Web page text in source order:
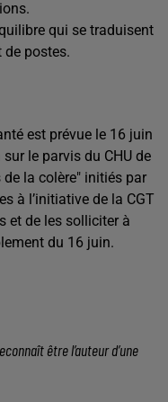
qui se traduisent
de postes.
est prévue le 16 juin
le parvis du CHU de
la colère" initiés par
à l’initiative de la CGT
et de les solliciter à
du 16 juin.
être l’auteur d’une